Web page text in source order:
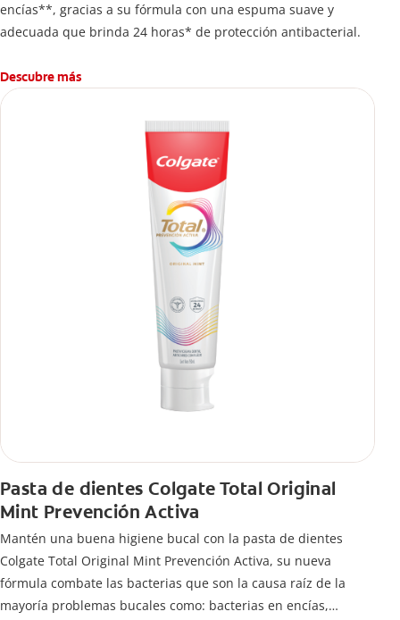
encías**, gracias a su fórmula con una espuma suave y
adecuada que brinda 24 horas* de protección antibacterial.
Descubre más
Pasta de dientes Colgate Total Original
Mint Prevención Activa
Mantén una buena higiene bucal con la pasta de dientes
Colgate Total Original Mint Prevención Activa, su nueva
fórmula combate las bacterias que son la causa raíz de la
mayoría problemas bucales como: bacterias en encías,